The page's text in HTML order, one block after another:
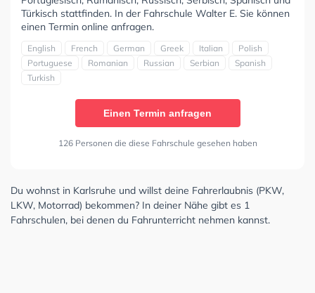
Türkisch stattfinden. In der Fahrschule Walter E. Sie können
einen Termin online anfragen.
English French German Greek Italian
Polish
Portuguese
Romanian Russian Serbian
Spanish
Turkish
Einen Termin anfragen
126 Personen die diese Fahrschule gesehen haben
Du wohnst in Karlsruhe und willst deine Fahrerlaubnis (PKW,
LKW, Motorrad) bekommen? In deiner Nähe gibt es 1
Fahrschulen, bei denen du Fahrunterricht nehmen kannst.